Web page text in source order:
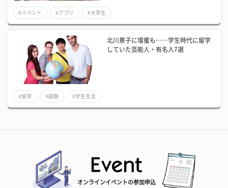
#イベント #アプリ #大学生
北川景子に壇蜜も……学生時代に留学
していた芸能人・有名人7選
#留学 #経験 #学生生活
オンラインイベントの参加申込